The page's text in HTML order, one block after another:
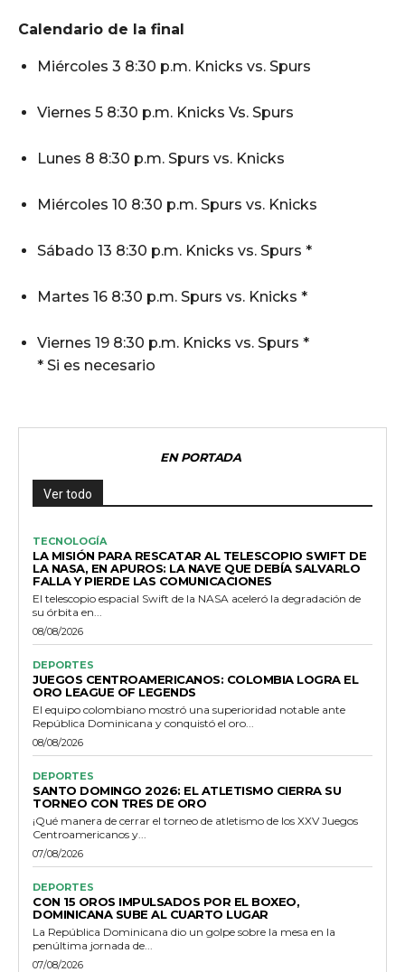
Calendario de la final
Miércoles 3 8:30 p.m. Knicks vs. Spurs
Viernes 5 8:30 p.m. Knicks Vs. Spurs
Lunes 8 8:30 p.m. Spurs vs. Knicks
Miércoles 10 8:30 p.m. Spurs vs. Knicks
Sábado 13 8:30 p.m. Knicks vs. Spurs *
Martes 16 8:30 p.m. Spurs vs. Knicks *
Viernes 19 8:30 p.m. Knicks vs. Spurs *
* Si es necesario
EN PORTADA
Ver todo
TECNOLOGÍA
LA MISIÓN PARA RESCATAR AL TELESCOPIO SWIFT DE
LA NASA, EN APUROS: LA NAVE QUE DEBÍA SALVARLO
FALLA Y PIERDE LAS COMUNICACIONES
El telescopio espacial Swift de la NASA aceleró la degradación de
su órbita en...
08/08/2026
DEPORTES
JUEGOS CENTROAMERICANOS: COLOMBIA LOGRA EL
ORO LEAGUE OF LEGENDS
El equipo colombiano mostró una superioridad notable ante
República Dominicana y conquistó el oro...
08/08/2026
DEPORTES
SANTO DOMINGO 2026: EL ATLETISMO CIERRA SU
TORNEO CON TRES DE ORO
¡Qué manera de cerrar el torneo de atletismo de los XXV Juegos
Centroamericanos y...
07/08/2026
DEPORTES
CON 15 OROS IMPULSADOS POR EL BOXEO,
DOMINICANA SUBE AL CUARTO LUGAR
La República Dominicana dio un golpe sobre la mesa en la
penúltima jornada de...
07/08/2026